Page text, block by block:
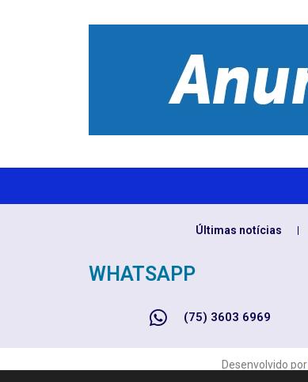
Últimas notícias
WHATSAPP
(75) 3603 6969
Desenvolvido por